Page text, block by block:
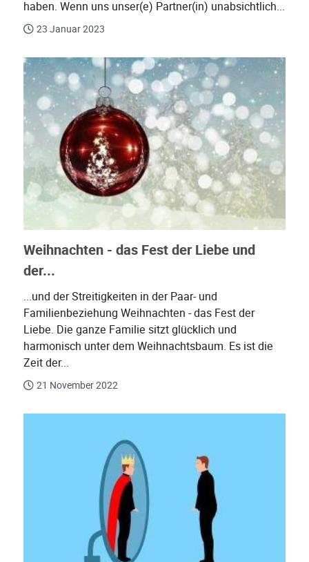
haben. Wenn uns unser(e) Partner(in) unabsichtlich...
23 Januar 2023
Weihnachten - das Fest der Liebe und
der...
...und der Streitigkeiten in der Paar- und
Familienbeziehung Weihnachten - das Fest der
Liebe. Die ganze Familie sitzt glücklich und
harmonisch unter dem Weihnachtsbaum. Es ist die
Zeit der...
21 November 2022